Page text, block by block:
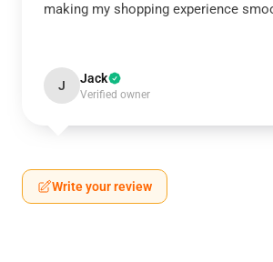
making my shopping experience
J Jack
Verified owner
Write your review